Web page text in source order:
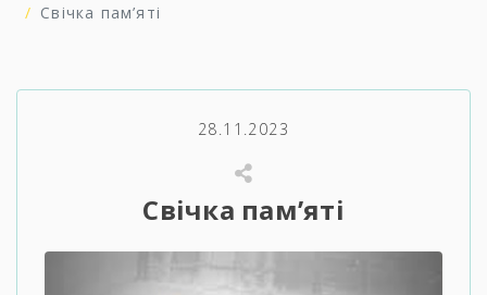
Свічка пам’яті
28.11.2023
Свічка пам’яті